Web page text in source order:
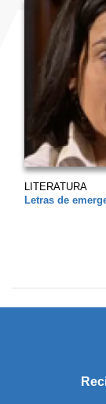
LITERATURA
Letras de